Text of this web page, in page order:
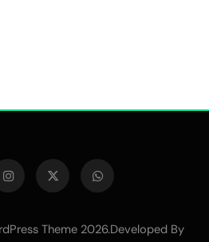
Theme 2026.Developed By